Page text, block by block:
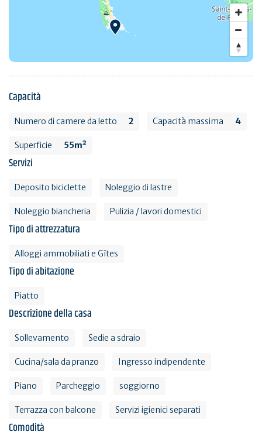
Capacità
Numero di camere da letto 2 Capacità massima 4
Superficie 55m²
Servizi
Deposito biciclette Noleggio di lastre
Noleggio biancheria Pulizia / lavori domestici
Tipo di attrezzatura
Alloggi ammobiliati e Gîtes
Tipo di abitazione
Piatto
Descrizione della casa
Sollevamento Sedie a sdraio
Cucina/sala da pranzo Ingresso indipendente
Piano Parcheggio soggiorno
Terrazza con balcone Servizi igienici separati
Comodità